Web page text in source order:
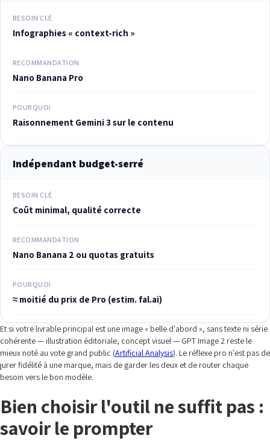
BESOIN CLÉ
Infographies « context-rich »
RECOMMANDATION
Nano Banana Pro
POURQUOI
Raisonnement Gemini 3 sur le contenu
Indépendant budget-serré
BESOIN CLÉ
Coût minimal, qualité correcte
RECOMMANDATION
Nano Banana 2 ou quotas gratuits
POURQUOI
≈ moitié du prix de Pro (estim. fal.ai)
Et si votre livrable principal est une image « belle d'abord », sans texte ni série
cohérente — illustration éditoriale, concept visuel — GPT Image 2 reste le
mieux noté au vote grand public (Artificial Analysis). Le réflexe pro n'est pas de
jurer fidélité à une marque, mais de garder les deux et de router chaque
besoin vers le bon modèle.
Bien choisir l'outil ne suffit pas :
savoir le prompter